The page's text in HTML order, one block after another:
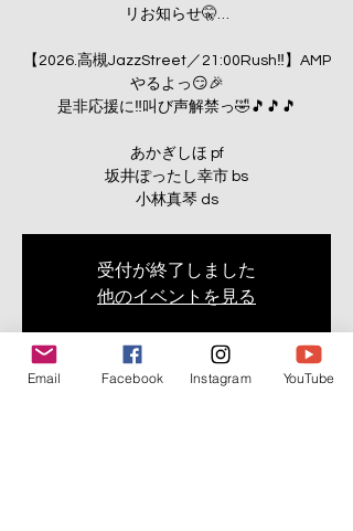
リお知らせ🤫…
【2026.高槻JazzStreet／21:00Rush‼️】AMP
やるよっ😏🎉
是非応援に‼️叫び声解禁っ🤣🎵🎵🎵
あかぎしほ pf
坂井ぽったし幸市 bs
小林真琴 ds
受付が終了しました
他のイベントを見る
Time & Location
Email Facebook Instagram YouTube